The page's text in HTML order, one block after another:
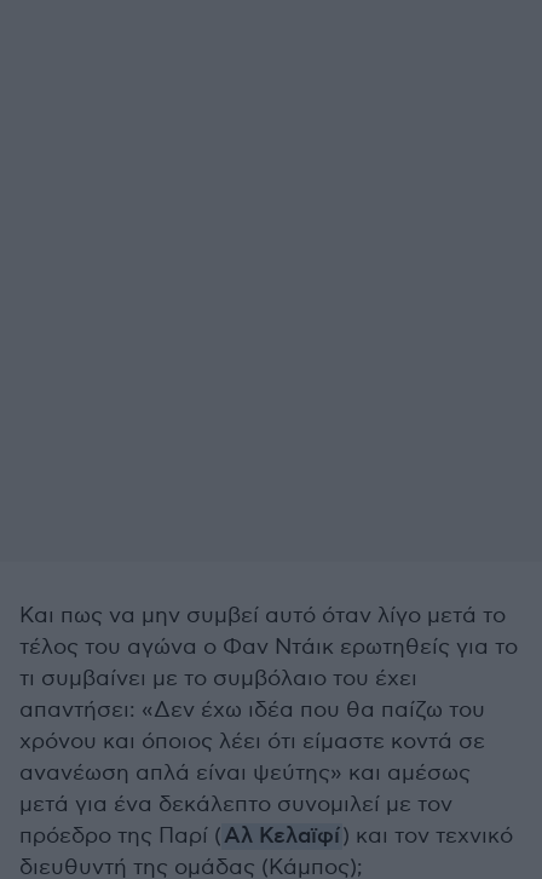
Και πως να μην συμβεί αυτό όταν λίγο μετά το
τέλος του αγώνα ο Φαν Ντάικ ερωτηθείς για το
τι συμβαίνει με το συμβόλαιο του έχει
απαντήσει: «Δεν έχω ιδέα που θα παίζω του
χρόνου και όποιος λέει ότι είμαστε κοντά σε
ανανέωση απλά είναι ψεύτης» και αμέσως
μετά για ένα δεκάλεπτο συνομιλεί με τον
πρόεδρο της Παρί (Αλ Κελαϊφί) και τον τεχνικό
διευθυντή της ομάδας (Κάμπος);